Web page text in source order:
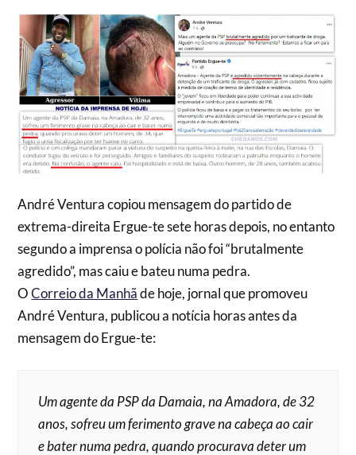
André Ventura copiou mensagem do partido de
extrema-direita Ergue-te sete horas depois, no entanto
segundo a imprensa o polícia não foi “brutalmente
agredido”, mas caiu e bateu numa pedra.
OCorreio da Manhãde hoje, jornal que promoveu
André Ventura, publicou a notícia horas antes da
mensagem do Ergue-te:
Um agente da PSP da Damaia, na Amadora, de 32
anos, sofreu um ferimento grave na cabeça ao cair
e bater numa pedra, quando procurava deter um